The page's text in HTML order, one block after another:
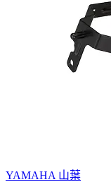
YAMAHA 山葉